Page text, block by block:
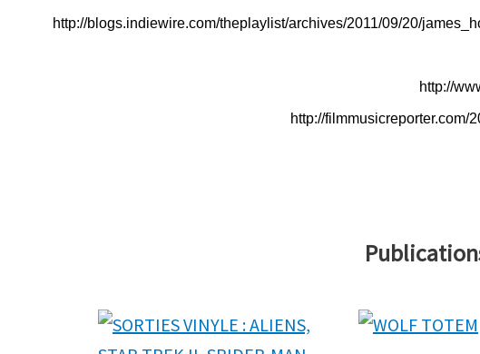
http://blogs.indiewire.com/theplaylist/archives/2011/09/20/
http://
http://filmmusicreporter.com/